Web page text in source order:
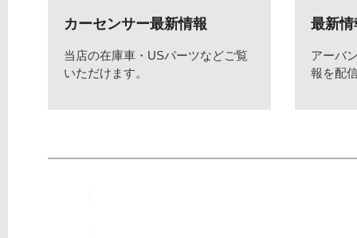
カーセンサー最新情報
当店の在庫車・USパーツなどご覧
いただけます。
最新情
アーバ
報を配